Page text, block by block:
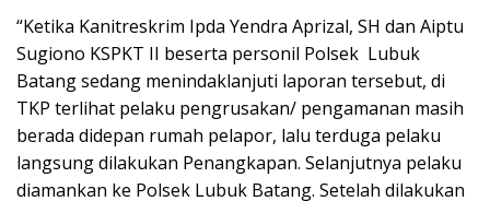
“Ketika Kanitreskrim Ipda Yendra Aprizal, SH dan Aiptu
Sugiono KSPKT II beserta personil Polsek Lubuk
Batang sedang menindaklanjuti laporan tersebut, di
TKP terlihat pelaku pengrusakan/ pengamanan masih
berada didepan rumah pelapor, lalu terduga pelaku
langsung dilakukan Penangkapan. Selanjutnya pelaku
diamankan ke Polsek Lubuk Batang. Setelah dilakukan